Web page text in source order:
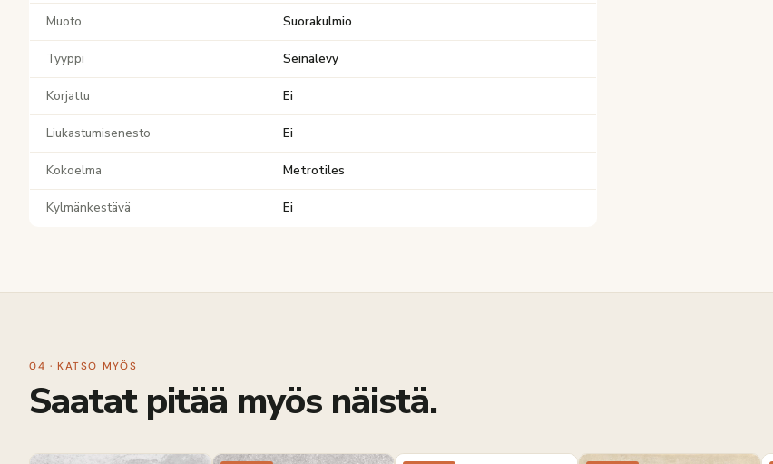
Muoto Suorakulmio
Tyyppi Seinälevy
Korjattu Ei
Liukastumisenesto Ei
Kokoelma Metrotiles
Kylmänkestävä Ei
04 · KATSO MYÖS
Saatat pitää myös näistä.